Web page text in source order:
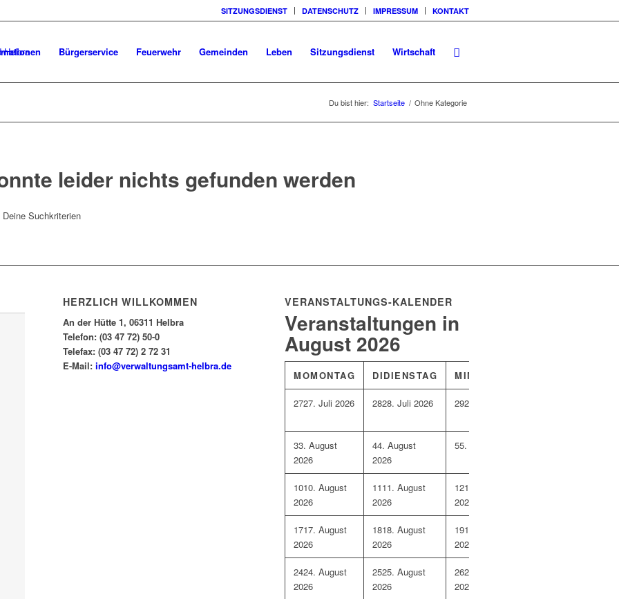
SITZUNGSDIENST DATENSCHUTZ IMPRESSUM KONTAKT
Bürgerservice Feuerwehr Gemeinden Leben Sitzungsdienst Wirtschaft
Du bist hier: Startseite / Ohne Kategorie
leider nichts gefunden werden
Suchkriterien
HERZLICH WILLKOMMEN
An der Hütte 1, 06311 Helbra
Telefon: (03 47 72) 50-0
Telefax: (03 47 72) 2 72 31
E-Mail: info@verwaltungsamt-helbra.de
VERANSTALTUNGS-KALENDER
Veranstaltungen in
August 2026
MOMONTAG DIDIENSTAG MIMITTWOCH
2727. Juli 2026 2828. Juli 2026 2929. Juli 2026
33. August
2026
44. August
2026
55. August 2026
1010. August
2026
1111. August
2026
1212. August
2026
1717. August
2026
1818. August
2026
1919. August
2026
2424. August
2026
2525. August
2026
2626. August
2026